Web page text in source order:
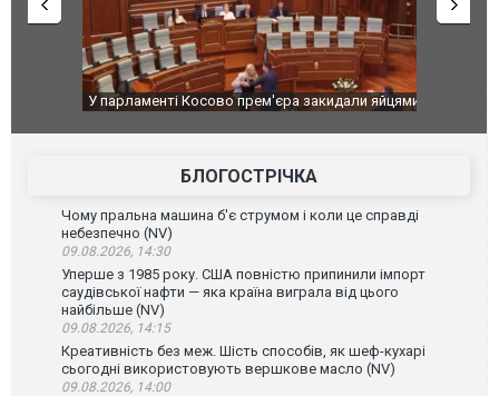
Приїхав за паспортом та квартирою": у полон
зіркового футболіста Мохамеда Салаха
Одесу
ураганним
БЛОГОСТРІЧКА
Чому пральна машина б'є струмом і коли це справді
небезпечно (NV)
09.08.2026, 14:30
Уперше з 1985 року. США повністю припинили імпорт
саудівської нафти — яка країна виграла від цього
найбільше (NV)
09.08.2026, 14:15
Креативність без меж. Шість способів, як шеф-кухарі
сьогодні використовують вершкове масло (NV)
09.08.2026, 14:00